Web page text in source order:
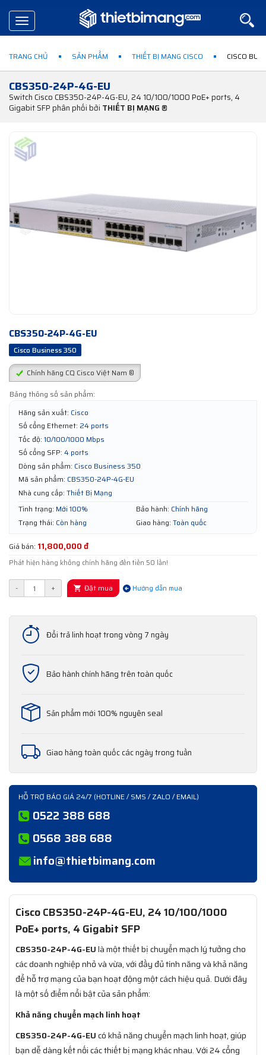
Toggle
navigation
TRANG CHỦ SẢN PHẨM THIẾT BỊ MẠNG CISCO CISCO
CBS350-24P-4G-EU
Switch Cisco CBS350-24P-4G-EU, 24 10/100/1000 PoE+ ports, 4
Gigabit SFP phân phối bởi THIẾT BỊ MẠNG ®
CBS350-24P-4G-EU
Cisco Business 350
Chính hãng CQ Cisco Việt Nam ®
Bảng thông số sản phẩm:
Hãng sản xuất: Cisco
Số cổng Ethernet: 24 ports
Tốc độ: 10/100/1000 Mbps
Số cổng SFP: 4 ports
Dòng sản phẩm: Cisco Business 350
Mã sản phẩm: CBS350-24P-4G-EU
Nhà cung cấp: Thiết Bị Mạng
Tình trạng: Mới 100% Bảo hành: Chính hãng
Trạng thái: Còn hàng Giao hàng: Toàn quốc
Giá bán: 11,800,000 đ
Phát hiện hàng không chính hãng đền tiền 50 lần!
- + Đặt mua Hướng dẫn mua
Đổi trả linh hoạt trong vòng 7 ngày
Bảo hành chính hãng trên toàn quốc
Sản phẩm mới 100% nguyên seal
Giao hàng toàn quốc các ngày trong tuần
HỖ TRỢ BÁO GIÁ 24/7 (HOTLINE / SMS / ZALO / EMAIL)
0522 388 688
0568 388 688
info@thietbimang.com
Cisco CBS350-24P-4G-EU, 24 10/100/1000
PoE+ ports, 4 Gigabit SFP
CBS350-24P-4G-EUlà một thiết bị chuyển mạch lý tưởng cho
các doanh nghiệp nhỏ và vừa, với đầy đủ tính năng và khả năng
để hỗ trợ mạng của bạn hoạt động một cách hiệu quả. Dưới đây
là một số điểm nổi bật của sản phẩm:
Khả năng chuyển mạch linh hoạt
CBS350-24P-4G-EUcó khả năng chuyển mạch linh hoạt, giúp
bạn dễ dàng kết nối các thiết bị mạng khác nhau. Với 24 cổng